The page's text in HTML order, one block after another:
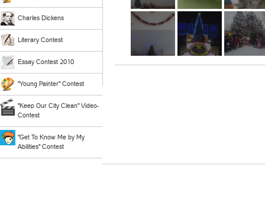
Charles Dickens
Literary Contest
Essay Contest 2010
"Young Painter" Contest
"Keep Our City Clean" Video-
Contest
"Get To Know Me by My
Abilities" Contest